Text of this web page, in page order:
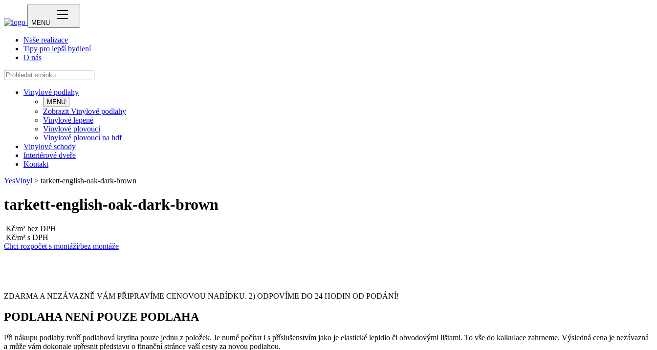
MENU
Naše realizace
Tipy pro lepší bydlení
O nás
Vinylové podlahy
MENU
Zobrazit Vinylové podlahy
Vinylové lepené
Vinylové plovoucí
Vinylové plovoucí na hdf
Vinylové schody
Interiérové dveře
Kontakt
YesVinyl > tarkett-english-oak-dark-brown
tarkett-english-oak-dark-brown
Kč/m² bez DPH
Kč/m² s DPH
Chci rozpočet s montáží/bez montáže
ZDARMA A NEZÁVAZNĚ VÁM PŘIPRAVÍME CENOVOU NABÍDKU. 2) ODPOVÍME DO 24 HODIN OD PODÁNÍ!
PODLAHA NENÍ POUZE PODLAHA
Při nákupu podlahy tvoří podlahová krytina pouze jednu z položek. Je nutné počítat i s příslušenstvím jako je elastické lepidlo či obvodovými lištami. To vše do kalkulace zahrneme. Výsledná cena je nezávazná
a může vám dokonale upřesnit představu o finanční stránce vaší cesty za novou podlahou.